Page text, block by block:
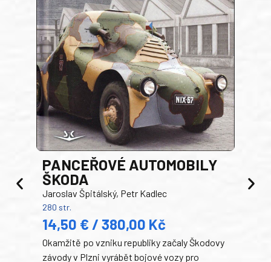
PANCEŘOVÉ AUTOMOBILY
ŠKODA
Jaroslav Špitálský, Petr Kadlec
280 str.
14,50 € / 380,00 Kč
Okamžitě po vzniku republiky začaly Škodovy
závody v Plzni vyrábět bojové vozy pro